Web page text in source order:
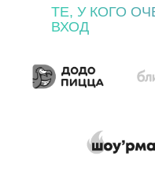
ТЕ, У КОГО
ВХОД